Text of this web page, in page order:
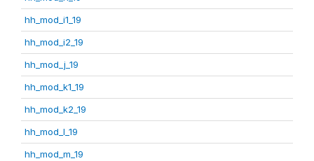
hh_mod_i1_19
hh_mod_i2_19
hh_mod_j_19
hh_mod_k1_19
hh_mod_k2_19
hh_mod_l_19
hh_mod_m_19